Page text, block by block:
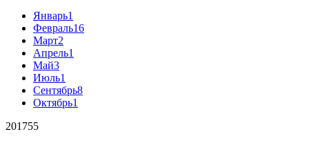
Январь1
Февраль16
Март2
Апрель1
Май3
Июль1
Сентябрь8
Октябрь1
201755